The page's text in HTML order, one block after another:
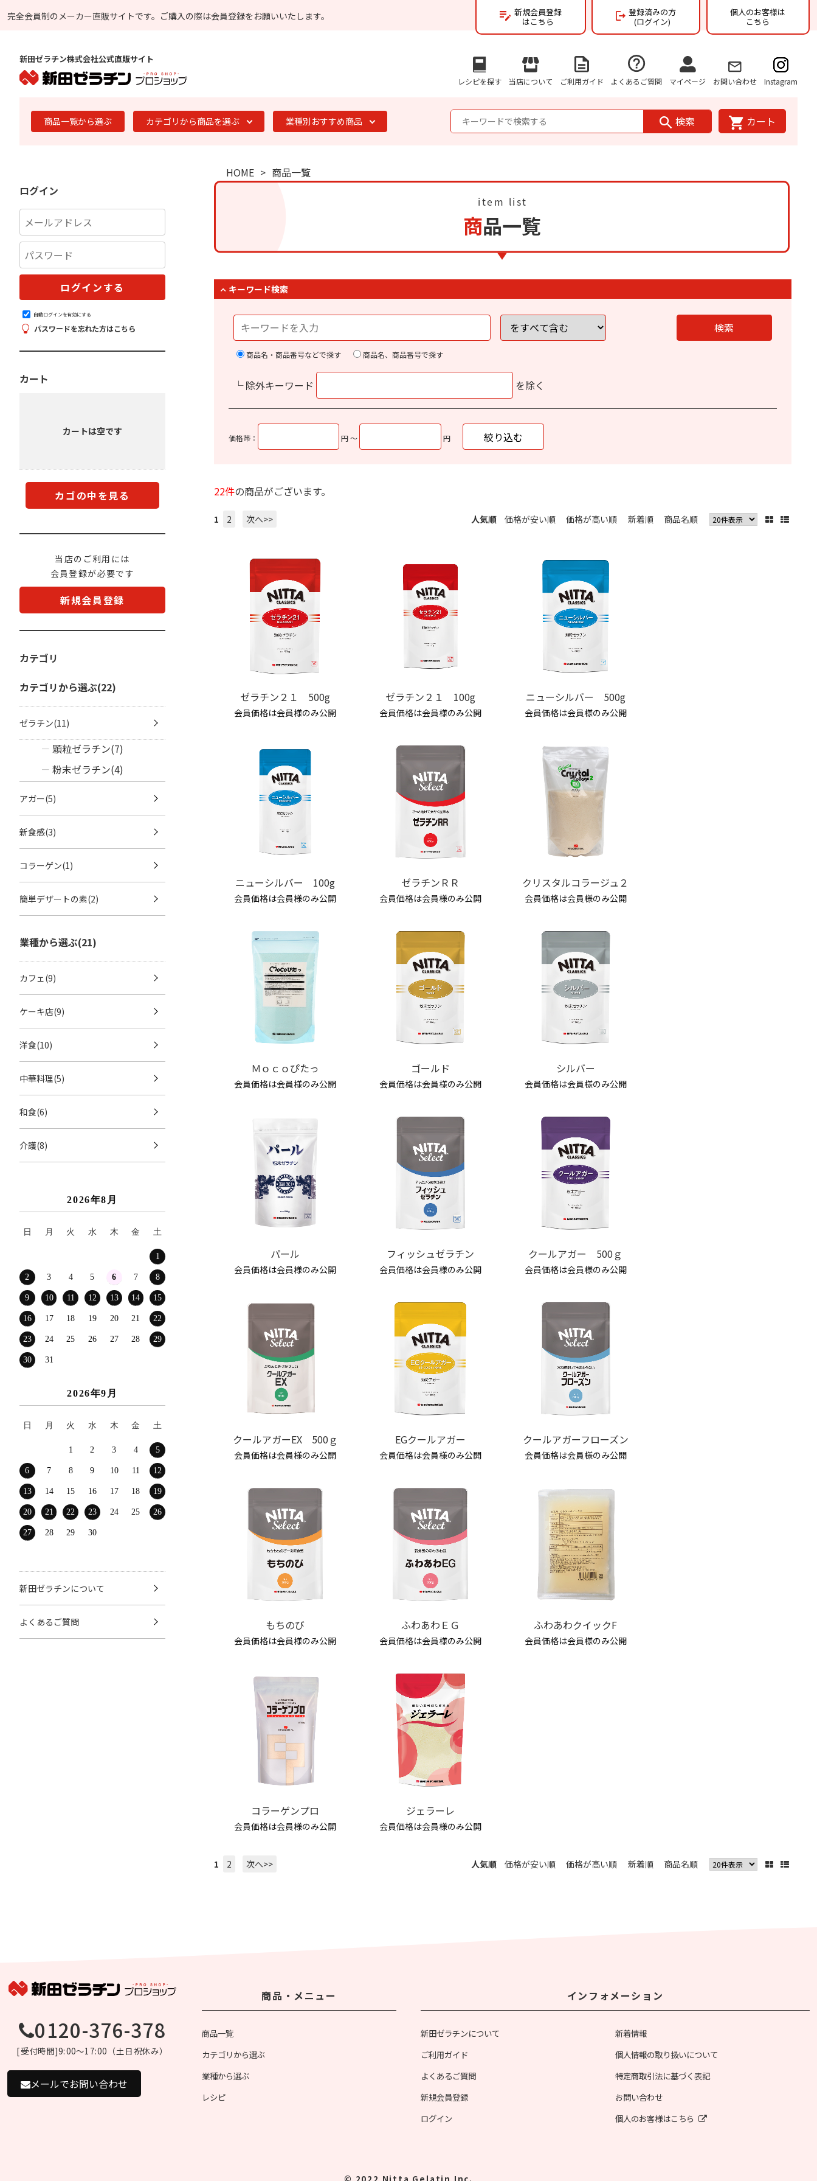
完全会員制のメーカー直販サイトです。 ご購入の際は会員登録をお願いいたします。
新規会員登録
はこちら
登録済みの方
(ログイン)
個人のお客様は
こちら
新田ゼラチン株式会社公式直販サイト
レシピを探す 当店について ご利用ガイド よくあるご質問 マイページ お問い合わせ Instagram
商品一覧から選ぶ カテゴリから商品を選ぶ 業種別おすすめ商品 検索 カート
ログイン
自動ログインを有効にする
パスワードを忘れた方はこちら
カート
カートは空です
カゴの中を見る
当店のご利用には
会員登録が必要です
新規会員登録
カテゴリ
カテゴリから選ぶ(22)
ゼラチン(11)
顆粒ゼラチン(7)
粉末ゼラチン(4)
アガー(5)
新食感(3)
コラーゲン(1)
簡単デザートの素(2)
業種から選ぶ(21)
カフェ(9)
ケーキ店(9)
洋食(10)
中華料理(5)
和食(6)
介護(8)
2026年8月
日 月 火 水 木 金 土
1
2 3 4 5 6 7 8
9 10 11 12 13 14 15
16 17 18 19 20 21 22
23 24 25 26 27 28 29
30 31
2026年9月
日 月 火 水 木 金 土
1 2 3 4 5
6 7 8 9 10 11 12
13 14 15 16 17 18 19
20 21 22 23 24 25 26
27 28 29 30
新田ゼラチンについて
よくあるご質問
HOME 商品一覧
商品一覧
キーワード検索
商品名・商品番号などで探す 商品名、商品番号で探す
└ 除外キーワード を除く
価格帯： 円 ～ 円
22件の商品がございます。
人気順 価格が安い順 価格が高い順 新着順 商品名順
1 2 次へ>>
ゼラチン２１ 500g
会員価格は会員様のみ公開
ゼラチン２１ 100g
会員価格は会員様のみ公開
ニューシルバー 500g
会員価格は会員様のみ公開
ニューシルバー 100g
会員価格は会員様のみ公開
ゼラチンＲＲ
会員価格は会員様のみ公開
クリスタルコラージュ２
会員価格は会員様のみ公開
Ｍｏｃｏぴたっ
会員価格は会員様のみ公開
ゴールド
会員価格は会員様のみ公開
シルバー
会員価格は会員様のみ公開
パール
会員価格は会員様のみ公開
フィッシュゼラチン
会員価格は会員様のみ公開
クールアガー 500ｇ
会員価格は会員様のみ公開
クールアガーEX 500ｇ
会員価格は会員様のみ公開
EGクールアガー
会員価格は会員様のみ公開
クールアガーフローズン
会員価格は会員様のみ公開
もちのび
会員価格は会員様のみ公開
ふわあわＥＧ
会員価格は会員様のみ公開
ふわあわクイックF
会員価格は会員様のみ公開
コラーゲンプロ
会員価格は会員様のみ公開
ジェラーレ
会員価格は会員様のみ公開
人気順 価格が安い順 価格が高い順 新着順 商品名順
1 2 次へ>>
0120-376-378
[受付時間]9:00～17:00（土日祝休み）
メールでお問い合わせ
商品・メニュー
商品一覧
カテゴリから選ぶ
業種から選ぶ
レシピ
インフォメーション
新田ゼラチンについて
新着情報
ご利用ガイド
個人情報の取り扱いについて
よくあるご質問
特定商取引法に基づく表記
新規会員登録
お問い合わせ
ログイン
個人のお客様はこちら
© 2022 Nitta Gelatin Inc.